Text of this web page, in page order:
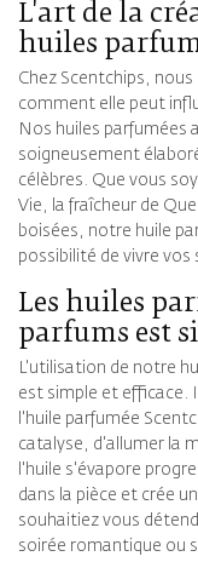
L'art de la
huiles
Chez Scentchips,
comment elle peut
Nos huiles parfumées
soigneusement
célèbres. Que vous
Vie, la fraîcheur de
boisées, notre huile
possibilité de vivre vos
Les huiles
parfums est
L'utilisation de notre
est simple et efficace.
l'huile parfumée
catalyse, d'allumer la
l'huile s'évapore
dans la pièce et crée
souhaitiez vous
soirée romantique ou